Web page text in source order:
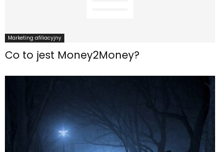
Marketing afiliacyjny
Co to jest Money2Money?